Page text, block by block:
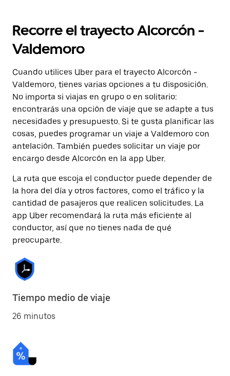
Recorre el trayecto Alcorcón -
Valdemoro
Cuando utilices Uber para el trayecto Alcorcón -
Valdemoro, tienes varias opciones a tu disposición.
No importa si viajas en grupo o en solitario:
encontrarás una opción de viaje que se adapte a tus
necesidades y presupuesto. Si te gusta planificar las
cosas, puedes programar un viaje a Valdemoro con
antelación. También puedes solicitar un viaje por
encargo desde Alcorcón en la app Uber.
La ruta que escoja el conductor puede depender de
la hora del día y otros factores, como el tráfico y la
cantidad de pasajeros que realicen solicitudes. La
app Uber recomendará la ruta más eficiente al
conductor, así que no tienes nada de qué
preocuparte.
Tiempo medio de viaje
26 minutos